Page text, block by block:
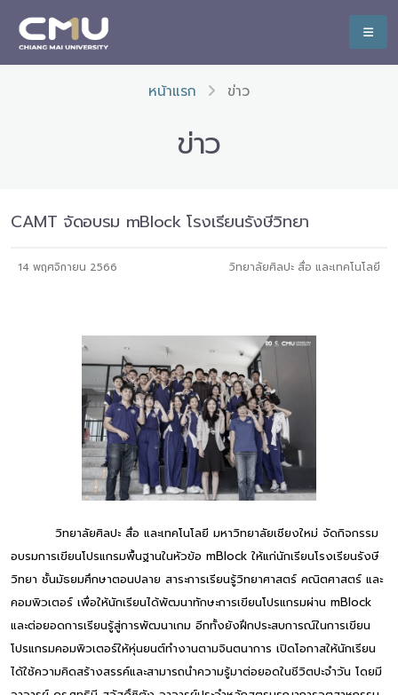
หน้าแรก ข่าว
ข่าว
CAMT จัดอบรม mBlock โรงเรียนรังษีวิทยา
14 พฤศจิกายน 2566 วิทยาลัยศิลปะ สื่อ และเทคโนโลยี
วิทยาลัยศิลปะ สื่อ และเทคโนโลยี มหาวิทยาลัยเชียงใหม่ จัดกิจกรรม
อบรมการเขียนโปรแกรมพื้นฐานในหัวข้อ mBlock ให้แก่นักเรียนโรงเรียนรังษี
วิทยา ชั้นมัธยมศึกษาตอนปลาย สาระการเรียนรู้วิทยาศาสตร์ คณิตศาสตร์ และ
คอมพิวเตอร์ เพื่อให้นักเรียนได้พัฒนาทักษะการเขียนโปรแกรมผ่าน mBlock
และต่อยอดการเรียนรู้สู่การพัฒนาเกม อีกทั้งยังฝึกประสบการณ์ในการเขียน
โปรแกรมคอมพิวเตอร์ให้หุ่นยนต์ทำงานตามจินตนาการ เปิดโอกาสให้นักเรียน
ได้ใช้ความคิดสร้างสรรค์และสามารถนำความรู้มาต่อยอดในชีวิตปะจำวัน โดยมี